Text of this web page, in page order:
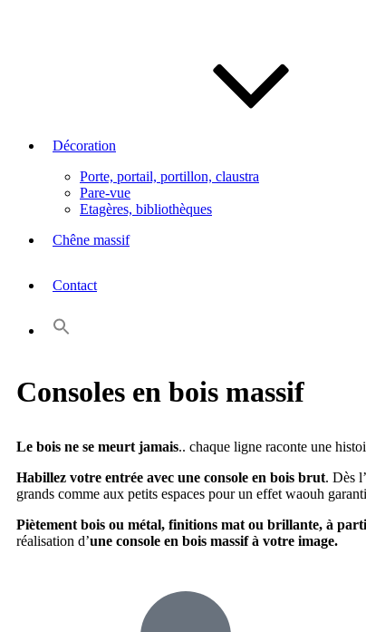
Décoration
Porte, portail, portillon, claustra
Pare-vue
Etagères, bibliothèques
Chêne massif
Contact
Consoles en bois massif
Le bois ne se meurt jamais.. chaque ligne raconte une
Habillez votre entrée avec une console en bois brut. Dès
grands comme aux petits espaces pour un effet waouh
Piètement bois ou métal, finitions mat ou brillante, à
réalisation d’une console en bois massif à votre image.